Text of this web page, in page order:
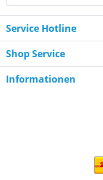
Service Hotline
Shop Service
Informationen